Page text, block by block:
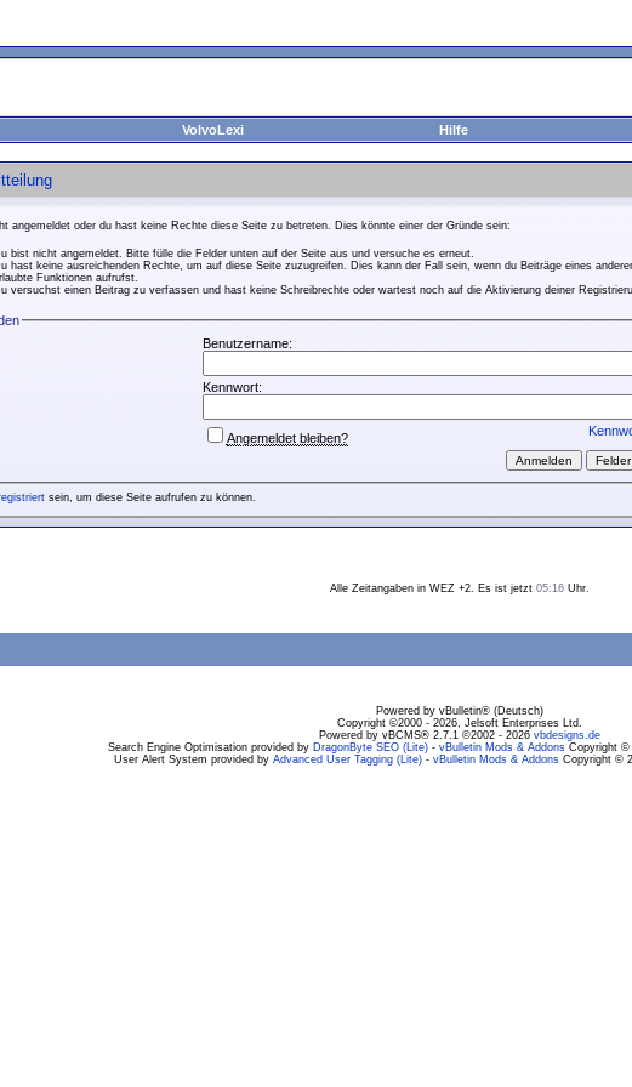
VolvoLexi Hilfe
angemeldet oder du hast keine Rechte diese Seite zu betreten. Dies könnte einer der Gründe sein:
bist nicht angemeldet. Bitte fülle die Felder unten auf der Seite aus und versuche es erneut.
hast keine ausreichenden Rechte, um auf diese Seite zuzugreifen. Dies kann der Fall sein, wenn du Beiträge eines
Funktionen aufrufst.
versuchst einen Beitrag zu verfassen und hast keine Schreibrechte oder wartest noch auf die Aktivierung deiner
Benutzername:
Kennwort:
Angemeldet bleiben?
sein, um diese Seite aufrufen zu können.
Alle Zeitangaben in WEZ +2. Es ist jetzt 05:16 Uhr.
Powered by vBulletin® (Deutsch)
Copyright ©2000 - 2026, Jelsoft Enterprises Ltd.
Powered by vBCMS® 2.7.1 ©2002 - 2026 vbdesigns.de
Search Engine Optimisation provided by DragonByte SEO (Lite)- vBulletin Mods & AddonsCopyright ©
User Alert System provided by Advanced User Tagging (Lite)- vBulletin Mods & AddonsCopyright ©